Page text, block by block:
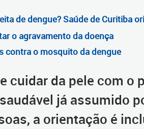
de dengue? Saúde de Curitiba
o agravamento da doença
contra o mosquito da dengue
cuidar da pele com o
já assumido
a orientação é